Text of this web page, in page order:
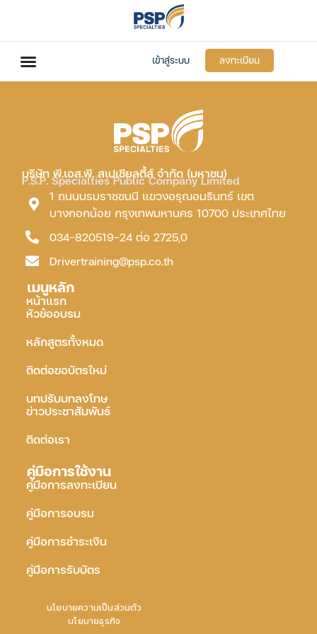
เข้าสู่ระบบ ลงทะเบียน
บริษัท พี.เอส.พี. สเปเชียลตี้ส์ จำกัด (มหาชน)
P.S.P. Specialties Public Company Limited
1 ถนนบรมราชชนนี แขวงอรุณอมรินทร์ เขต
บางกอกน้อย กรุงเทพมหานคร 10700 ประเทศไทย
034-820519-24 ต่อ 2725,0
Drivertraining@psp.co.th
เมนูหลัก
หน้าแรก
หัวข้ออบรม
หลักสูตรทั้งหมด
ติดต่อขอบัตรใหม่
บทปรับบทลงโทษ
ข่าวประชาสัมพันธ์
ติดต่อเรา
คู่มือการใช้งาน
คู่มือการลงทะเบียน
คู่มือการอบรม
คู่มือการชำระเงิน
คู่มือการรับบัตร
นโยบายความเป็นส่วนตัว
นโยบายธุรกิจ